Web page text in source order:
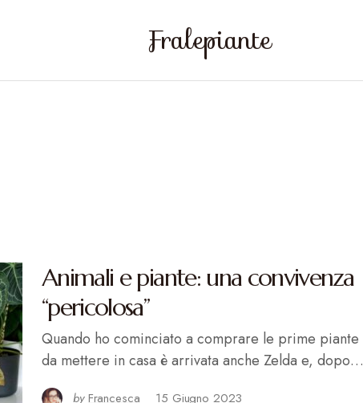
Fralepiante
Animali e piante: una convivenza
“pericolosa”
Quando ho cominciato a comprare le prime piante
da mettere in casa è arrivata anche Zelda e, dopo…
by Francesca 15 Giugno 2023